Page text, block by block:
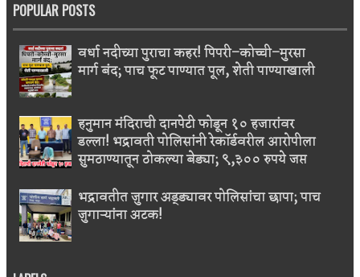
POPULAR POSTS
वर्धा नदीच्या पुराचा कहर! पिपरी–कोच्ची–मुरसा
मार्ग बंद; पाच फूट पाण्यात पूल, शेती पाण्याखाली
हनुमान मंदिराची दानपेटी फोडून १० हजारांवर
डल्ला! भद्रावती पोलिसांनी रेकॉर्डवरील आरोपीला
सुमठाण्यातून ठोकल्या बेड्या; ९,३०० रुपये जप्त
भद्रावतीत जुगार अड्ड्यावर पोलिसांचा छापा; पाच
जुगाऱ्यांना अटक!